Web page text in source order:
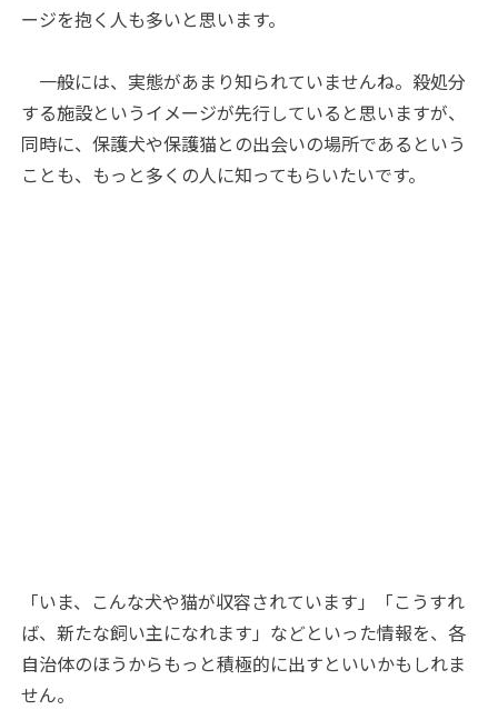
ージを抱く人も多いと思います。
一般には、実態があまり知られていませんね。殺処分
する施設というイメージが先行していると思いますが、
同時に、保護犬や保護猫との出会いの場所であるという
ことも、もっと多くの人に知ってもらいたいです。
「いま、こんな犬や猫が収容されています」「こうすれ
ば、新たな飼い主になれます」などといった情報を、各
自治体のほうからもっと積極的に出すといいかもしれま
せん。